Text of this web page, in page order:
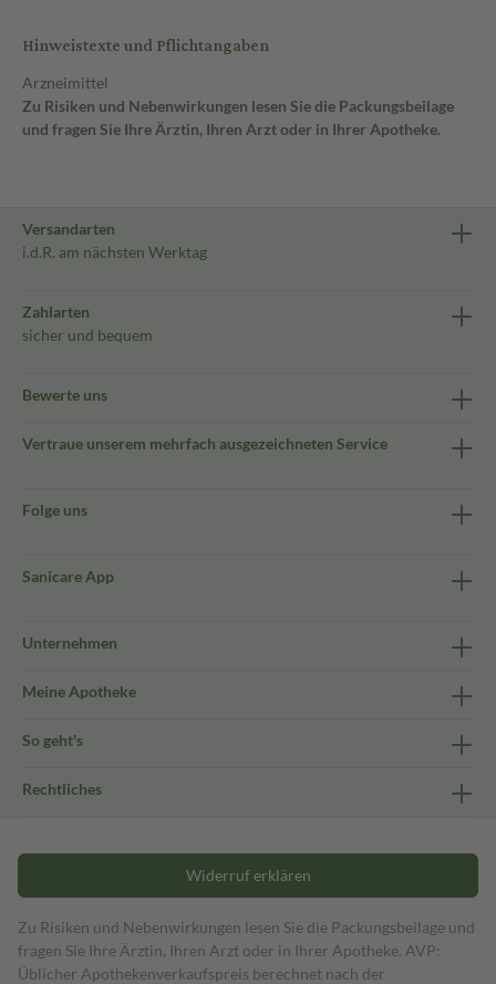
Hinweistexte und Pflichtangaben
Arzneimittel
Zu Risiken und Nebenwirkungen lesen Sie die Packungsbeilage
und fragen Sie Ihre Ärztin, Ihren Arzt oder in Ihrer Apotheke.
Versandarten
i.d.R. am nächsten Werktag
Zahlarten
sicher und bequem
Bewerte uns
Vertraue unserem mehrfach ausgezeichneten Service
Folge uns
Sanicare App
Unternehmen
Meine Apotheke
So geht's
Rechtliches
Widerruf erklären
Zu Risiken und Nebenwirkungen lesen Sie die Packungsbeilage und
fragen Sie Ihre Ärztin, Ihren Arzt oder in Ihrer Apotheke. AVP:
Üblicher Apothekenverkaufspreis berechnet nach der